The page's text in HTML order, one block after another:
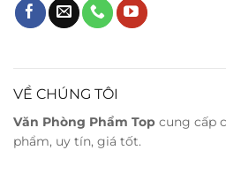
VỀ CHÚNG TÔI
Văn Phòng Phẩm Top cung cấp
phẩm, uy tín, giá tốt.